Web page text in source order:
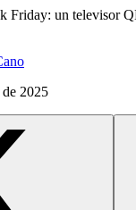
Friday: un televisor
2025